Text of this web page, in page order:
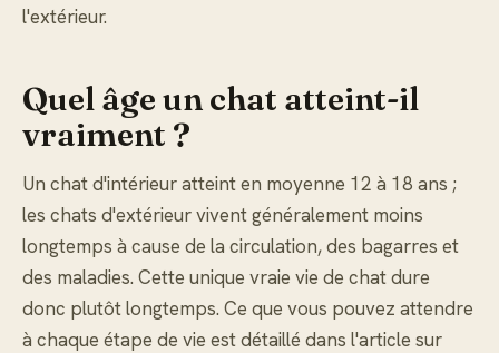
l'extérieur.
Quel âge un chat atteint-il
vraiment ?
Un chat d'intérieur atteint en moyenne 12 à 18 ans ;
les chats d'extérieur vivent généralement moins
longtemps à cause de la circulation, des bagarres et
des maladies. Cette unique vraie vie de chat dure
donc plutôt longtemps. Ce que vous pouvez attendre
à chaque étape de vie est détaillé dans l'article sur